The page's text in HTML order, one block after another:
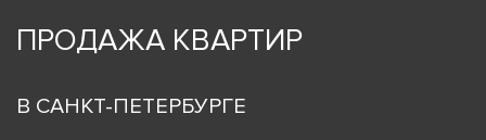
ПРОДАЖА КВАРТИР
В САНКТ-ПЕТЕРБУРГЕ